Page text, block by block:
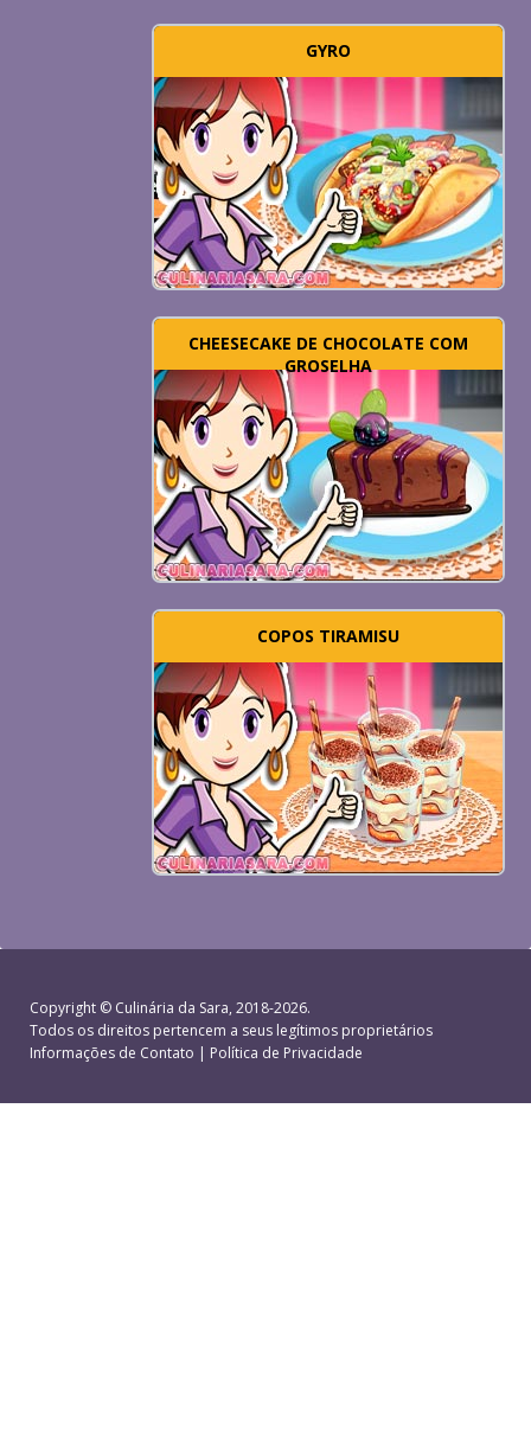
GYRO
CHEESECAKE DE CHOCOLATE COM
GROSELHA
COPOS TIRAMISU
Copyright © Culinária da Sara, 2018-2026.
Todos os direitos pertencem a seus legítimos proprietários
Informações de Contato | Política de Privacidade